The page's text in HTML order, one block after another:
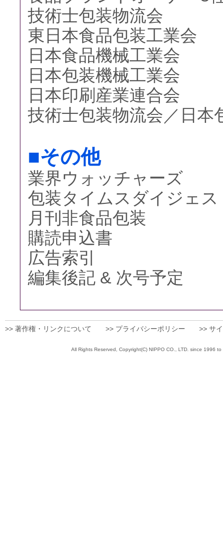
技術士包装物流会
東日本食品包装工業会
日本食品機械工業会
日本包装機械工業会
日本印刷産業連合会
技術士包装物流会／日本
■その他
業界ウォッチャーズ
包装タイムスダイジェス
月刊非食品包装
購読申込書
広告索引
編集後記 & 次号予定
>> 著作権・リンクについて >> プライバシーポリシー >> サ
All Rights Reserved, Copyright(C) NIPPO CO., LTD. since 1996